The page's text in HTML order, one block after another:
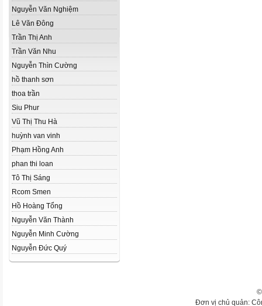
Nguyễn Văn Nghiệm
Lê Văn Đông
Trần Thị Anh
Trần Văn Nhu
Nguyễn Thìn Cường
hồ thanh sơn
thoa trần
Siu Phur
Vũ Thị Thu Hà
huỳnh van vinh
Phạm Hồng Anh
phan thi loan
Tô Thị Sáng
Rcom Smen
Hồ Hoàng Tổng
Nguyễn Văn Thành
Nguyễn Minh Cường
Nguyễn Đức Quý
Đơn vị chủ quản: